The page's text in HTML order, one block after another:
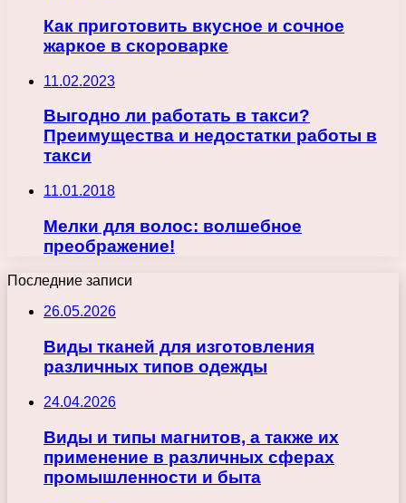
Как приготовить вкусное и сочное
жаркое в скороварке
11.02.2023
Выгодно ли работать в такси?
Преимущества и недостатки работы в
такси
11.01.2018
Мелки для волос: волшебное
преображение!
Последние записи
26.05.2026
Виды тканей для изготовления
различных типов одежды
24.04.2026
Виды и типы магнитов, а также их
применение в различных сферах
промышленности и быта